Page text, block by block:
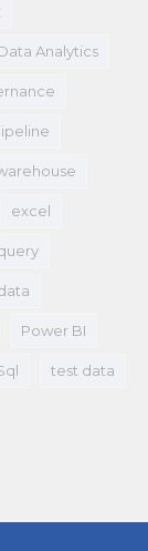
Analytics
excel
Power BI
test data